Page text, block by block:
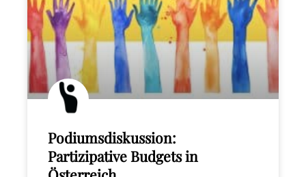
Podiumsdiskussion:
Partizipative Budgets in